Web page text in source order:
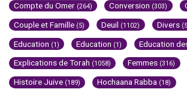
Compte du Omer (264) Conversion (303)
Couple et Famille (5) Deuil (1102) Divers
Education (1) Education (1) Education
Explications de Torah (1058) Femmes (316)
Histoire Juive (189) Hochaana Rabba (18)